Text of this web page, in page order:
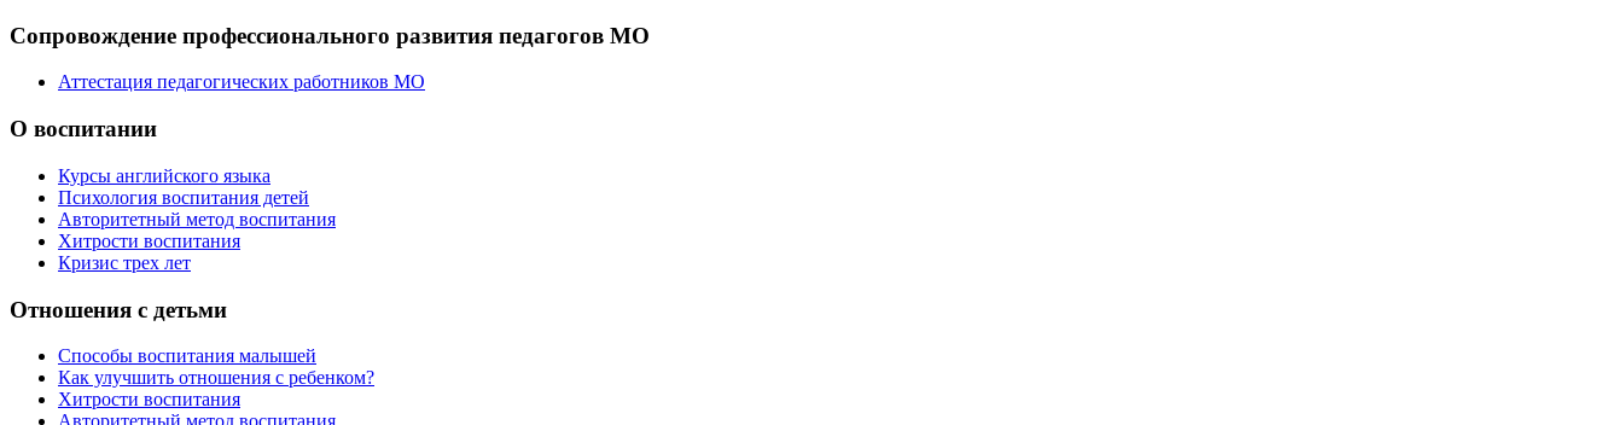
Сопровождение профессионального развития педагогов МО
Аттестация педагогических работников МО
О воспитании
Курсы английского языка
Психология воспитания детей
Авторитетный метод воспитания
Хитрости воспитания
Кризис трех лет
Отношения с детьми
Способы воспитания малышей
Как улучшить отношения с ребенком?
Хитрости воспитания